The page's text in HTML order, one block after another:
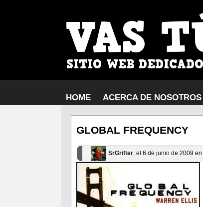
HOME ACERCA DE NOSOTROS
GLOBAL FREQUENCY
SrGrifter, el 6 de junio de 2009 en